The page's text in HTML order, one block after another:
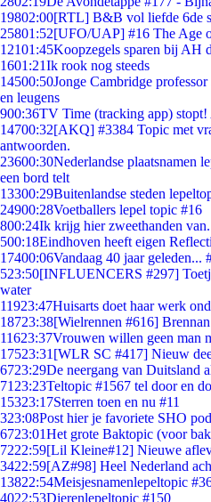
19802:00[RTL] B&B vol liefde 6de
25801:52[UFO/UAP] #16 The Age
12101:45Koopzegels sparen bij AH
1601:21Ik rook nog steeds
14500:50Jonge Cambridge
en leugens
900:36TV Time (tracking app) stopt!
14700:32[AKQ] #3384 Topic met
antwoorden.
23600:30Nederlandse plaatsnamen
een bord telt
13300:29Buitenlandse steden
24900:28Voetballers lepel topic #16
800:24Ik krijg hier zweethanden van.
500:18Eindhoven heeft eigen
17400:06Vandaag 40 jaar geleden...
523:50[INFLUENCERS #297]
water
11923:47Huisarts doet haar werk
18723:38[Wielrennen #616]
11623:37Vrouwen willen geen man
17523:31 [WLR SC #417] Nieuw
6723:29De neergang van Duitsland
71 23:23Teltopic #1567 tel door en
15323:17Sterren toen en nu #11
323:08Post hier je favoriete SHO
6723:01Het grote Baktopic (voor
7222:59[Lil Kleine#12] Nieuwe
3422:59[AZ#98] Heel Nederland
13822:54Meisjesnamenlepeltopic
4022:53Dierenlepeltopic #150